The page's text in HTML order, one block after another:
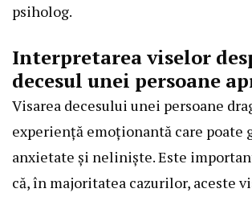
psiholog.
Interpretarea viselor
decesul unei persoane
Visarea decesului unei persoane
experiență emoționantă care poate
anxietate și neliniște. Este
că, în majoritatea cazurilor, aceste